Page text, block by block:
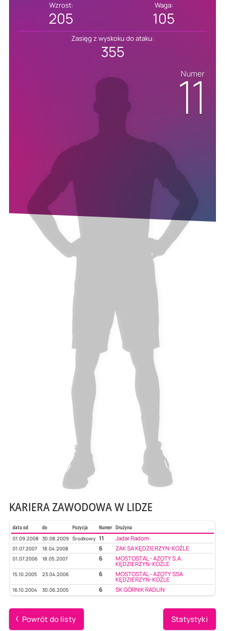
Wzrost:
205
Waga:
105
Zasięg z wyskoku do ataku:
355
KARIERA ZAWODOWA W LIDZE
data od do Pozycja Numer Drużyna
01.09.2008
30.08.2009 Środkowy 11 Jadar Radom
01.07.2007 18.04.2008 6 ZAK SA KĘDZIERZYN-KOŹLE
01.07.2006 18.05.2007 6 MOSTOSTAL - AZOTY S.A.
KĘDZIERZYN-KOŹLE
15.10.2005 23.04.2006 6 MOSTOSTAL - AZOTY SSA
KĘDZIERZYN-KOŹLE
16.10.2004 30.06.2005 6 SK GÓRNIK RADLIN
Powrót do listy Statystyki
Numer
11